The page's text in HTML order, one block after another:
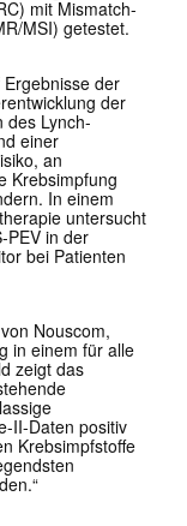
mit Mismatch-
MSI) getestet.
der
der
des Lynch-
einer
an
Krebsimpfung
In einem
untersucht
PEV in der
bei Patienten
Nouscom,
in einem für alle
zeigt das
II-Daten positiv
Krebsimpfstoffe